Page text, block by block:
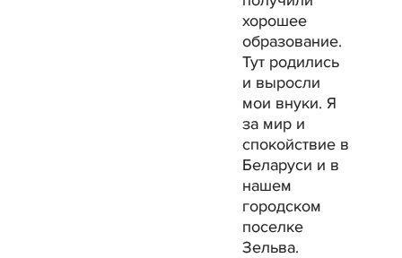
хорошее
образование.
Тут родились
и выросли
мои внуки. Я
за мир и
спокойствие в
Беларуси и в
нашем
городском
поселке
Зельва.